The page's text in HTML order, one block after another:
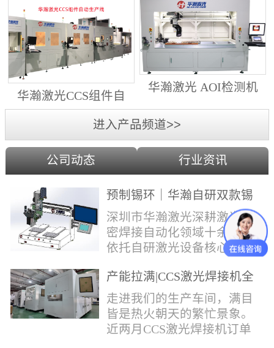
华瀚激光CCS组件自
动生产线（横向线）
华瀚激光 AOI检测机
（型号HA18DM6)
进入产品频道>>
公司动态 行业资讯
预制锡环｜华瀚自研双款锡
环机，实现焊点标准化量产
深圳市华瀚激光深耕激光精
密焊接自动化领域十余年，
依托自研激光设备核心技
环挤压成型机、多功能锡环
卷绕成型机，两套专业锡环
制备设备，预制标准化锡环
搭配激光定点熔锡工艺，从
产能拉满|CCS激光焊接机全
力量产冲刺
走进我们的生产车间，满目
皆是热火朝天的繁忙景象。
近两月CCS激光焊接机订单